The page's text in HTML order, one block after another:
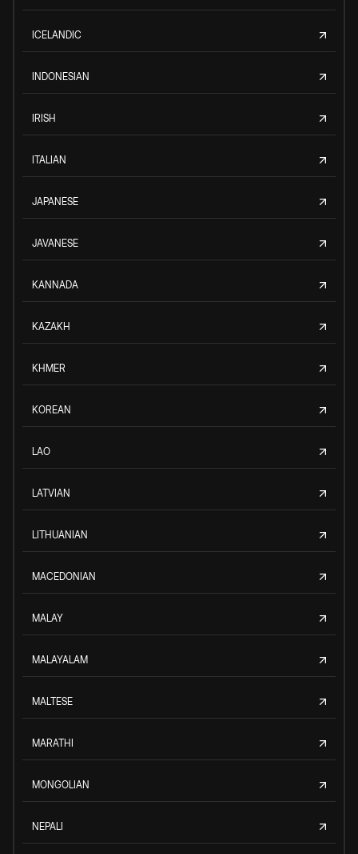
ICELANDIC
INDONESIAN
IRISH
ITALIAN
JAPANESE
JAVANESE
KANNADA
KAZAKH
KHMER
KOREAN
LAO
LATVIAN
LITHUANIAN
MACEDONIAN
MALAY
MALAYALAM
MALTESE
MARATHI
MONGOLIAN
NEPALI